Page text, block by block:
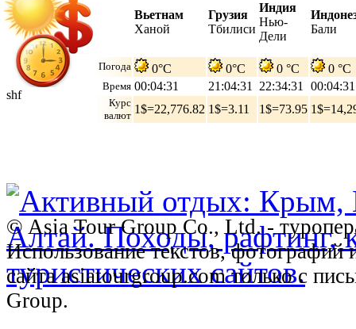
Вьетнам
Ханой
Грузия
Тбилиси
Индия
Нью-
Дели
Бали
Погода 0°C 0°C 0 °C 0 °C
Время 00:04:32 21:04:32 22:34:32 00:04:32
Курс
валют 1$=22,776.82 1$=3.11 1$=73.95
shf
© Asia Tour Group Co., Ltd. -
Использование текстов,
сайта asiatourgroup.com только с
Group.